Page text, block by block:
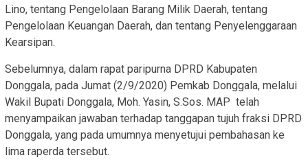
Lino, tentang Pengelolaan Barang Milik Daerah, tentang
Pengelolaan Keuangan Daerah, dan tentang Penyelenggaraan
Kearsipan.
Sebelumnya, dalam rapat paripurna DPRD Kabupaten
Donggala, pada Jumat (2/9/2020) Pemkab Donggala, melalui
Wakil Bupati Donggala, Moh. Yasin, S.Sos. MAP telah
menyampaikan jawaban terhadap tanggapan tujuh fraksi DPRD
Donggala, yang pada umumnya menyetujui pembahasan ke
lima raperda tersebut.